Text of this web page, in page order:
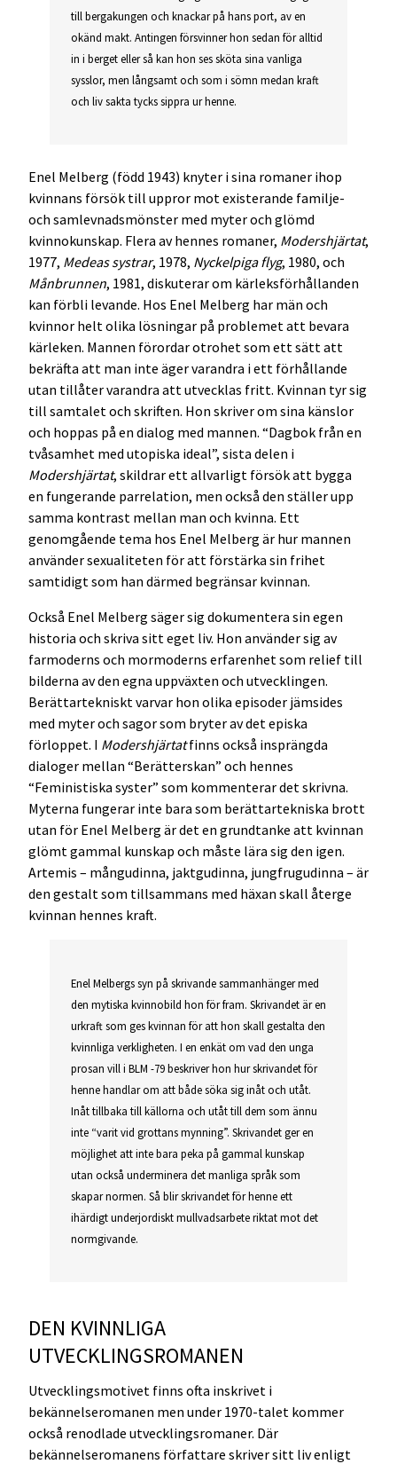
till bergakungen och knackar på hans port, av en
okänd makt. Antingen försvinner hon sedan för alltid
in i berget eller så kan hon ses sköta sina vanliga
sysslor, men långsamt och som i sömn medan kraft
och liv sakta tycks sippra ur henne.
Enel Melberg (född 1943) knyter i sina romaner ihop
kvinnans försök till uppror mot existerande familje-
och samlevnadsmönster med myter och glömd
kvinnokunskap. Flera av hennes romaner, Modershjärtat,
1977, Medeas systrar, 1978, Nyckelpiga flyg, 1980, och
Månbrunnen, 1981, diskuterar om kärleksförhållanden
kan förbli levande. Hos Enel Melberg har män och
kvinnor helt olika lösningar på problemet att bevara
kärleken. Mannen förordar otrohet som ett sätt att
bekräfta att man inte äger varandra i ett förhållande
utan tillåter varandra att utvecklas fritt. Kvinnan tyr sig
till samtalet och skriften. Hon skriver om sina känslor
och hoppas på en dialog med mannen. “Dagbok från en
tvåsamhet med utopiska ideal”, sista delen i
Modershjärtat, skildrar ett allvarligt försök att bygga
en fungerande parrelation, men också den ställer upp
samma kontrast mellan man och kvinna. Ett
genomgående tema hos Enel Melberg är hur mannen
använder sexualiteten för att förstärka sin frihet
samtidigt som han därmed begränsar kvinnan.
Också Enel Melberg säger sig dokumentera sin egen
historia och skriva sitt eget liv. Hon använder sig av
farmoderns och mormoderns erfarenhet som relief till
bilderna av den egna uppväxten och utvecklingen.
Berättartekniskt varvar hon olika episoder jämsides
med myter och sagor som bryter av det episka
förloppet. I Modershjärtatfinns också insprängda
dialoger mellan “Berätterskan” och hennes
“Feministiska syster” som kommenterar det skrivna.
Myterna fungerar inte bara som berättartekniska brott
utan för Enel Melberg är det en grundtanke att kvinnan
glömt gammal kunskap och måste lära sig den igen.
Artemis – mångudinna, jaktgudinna, jungfrugudinna – är
den gestalt som tillsammans med häxan skall återge
kvinnan hennes kraft.
Enel Melbergs syn på skrivande sammanhänger med
den mytiska kvinnobild hon för fram. Skrivandet är en
urkraft som ges kvinnan för att hon skall gestalta den
kvinnliga verkligheten. I en enkät om vad den unga
prosan vill i BLM -79 beskriver hon hur skrivandet för
henne handlar om att både söka sig inåt och utåt.
Inåt tillbaka till källorna och utåt till dem som ännu
inte “varit vid grottans mynning”. Skrivandet ger en
möjlighet att inte bara peka på gammal kunskap
utan också underminera det manliga språk som
skapar normen. Så blir skrivandet för henne ett
ihärdigt underjordiskt mullvadsarbete riktat mot det
normgivande.
DEN KVINNLIGA
UTVECKLINGSROMANEN
Utvecklingsmotivet finns ofta inskrivet i
bekännelseromanen men under 1970-talet kommer
också renodlade utvecklingsromaner. Där
bekännelseromanens författare skriver sitt liv enligt